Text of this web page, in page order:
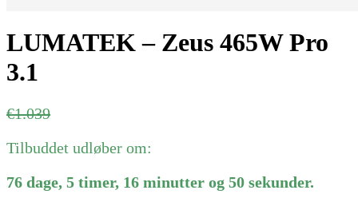
LUMATEK – Zeus 465W Pro
3.1
Ursprünglicher
war:
€1.039Aktueller
ist:
Tilbuddet udløber om:
76 dage, 5 timer, 16 minutter og 50 sekunder.